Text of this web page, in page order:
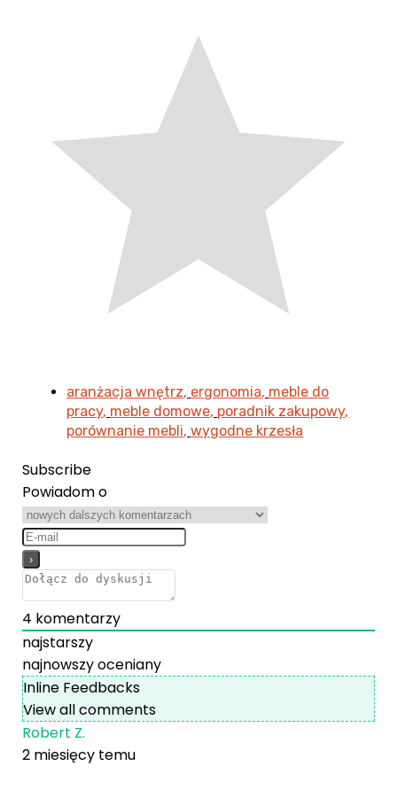
aranżacja wnętrz, ergonomia, meble do
pracy, meble domowe, poradnik zakupowy,
porównanie mebli,wygodne krzesła
Subscribe
Powiadom o
4 komentarzy
najstarszy
najnowszyoceniany
Inline Feedbacks
View all comments
Robert Z.
2 miesięcy temu